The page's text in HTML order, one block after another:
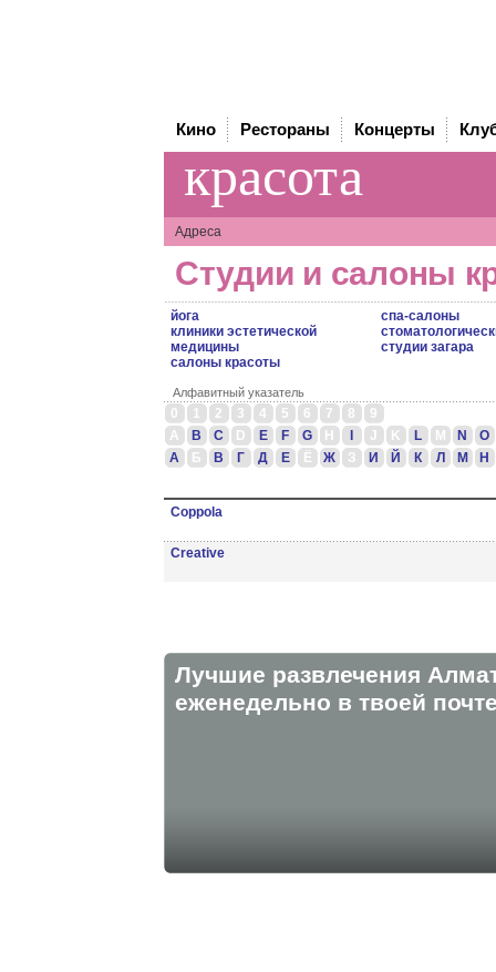
Кино Рестораны Концерты
красота
Адреса
Студии и салоны
йога
клиники эстетической
медицины
салоны красоты
спа-салоны
студии загара
Алфавитный указатель
0 1 2 3 4 5 6 7 8
9
A
B C D E F G H J K L M N
O
А
Б В Г Д Е Ё Ж З И Й К Л М Н
Coppola
Creative
Лучшие развлечения
eженедельно в твоей